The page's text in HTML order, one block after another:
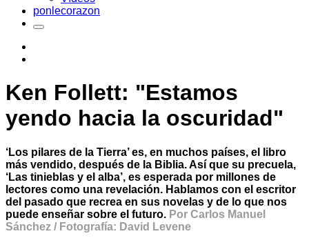
ponlecorazon
Ken Follett: "Estamos
yendo hacia la oscuridad"
‘Los pilares de la Tierra’ es, en muchos países, el libro
más vendido, después de la Biblia. Así que su precuela,
‘Las tinieblas y el alba’, es esperada por millones de
lectores como una revelación. Hablamos con el escritor
del pasado que recrea en sus novelas y de lo que nos
puede enseñar sobre el futuro. Por Carlos Manuel
Sánchez / Fotografía: David Levene